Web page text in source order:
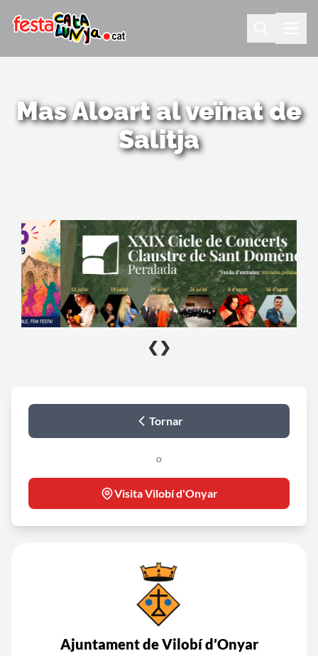
Mas Aloart al veïnat de
Salitja
❮ ❯
Tornar
o
Visita Vilobí d'Onyar
Ajuntament de Vilobí d’Onyar